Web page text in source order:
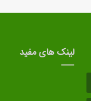
لینک های مفید